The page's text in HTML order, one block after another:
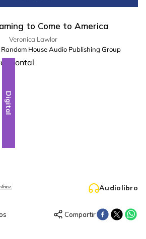
to Come to America
Veronica Lawlor
House Audio Publishing Group
Digital
Audiolibro